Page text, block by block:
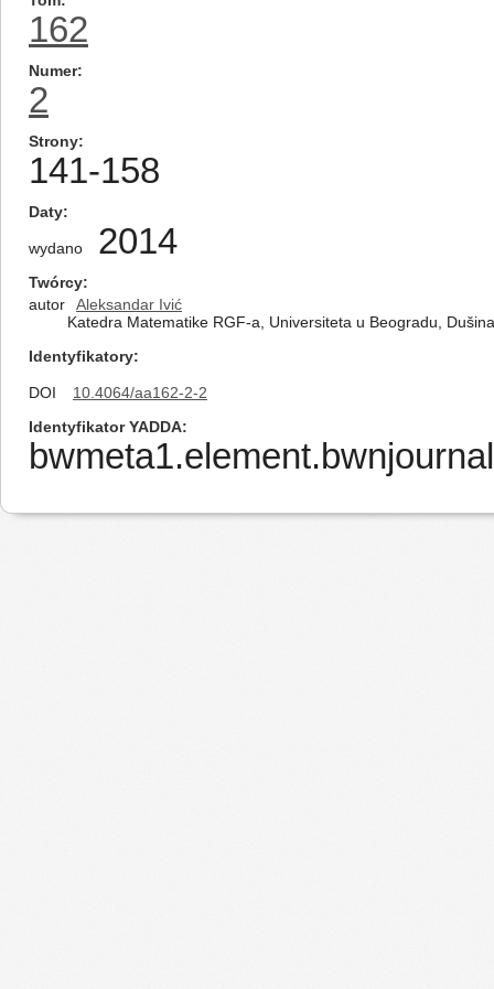
162
Numer
2
Strony
141-158
Daty
wydano 2014
Twórcy
autor
Aleksandar Ivić
Katedra Matematike RGF-a, Universiteta u Beogradu,
Identyfikatory
DOI
10.4064/aa162-2-2
Identyfikator YADDA